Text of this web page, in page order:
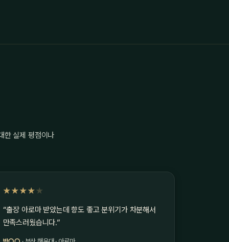
한 실제 평점이나
★★★★ ★
“출장 아로마 받았는데 향도 좋고 분위기가 차분해서
만족스러웠습니다.”